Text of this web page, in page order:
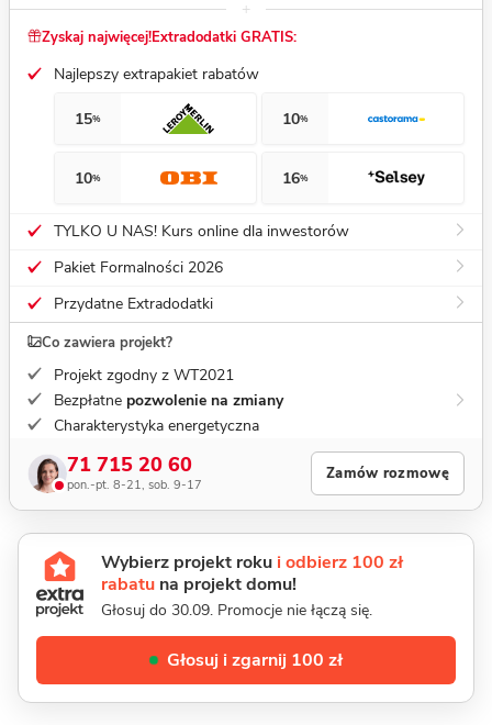
Zyskaj najwięcej!Extradodatki GRATIS:
Najlepszy extrapakiet rabatów
15% 10%
10% 16%
TYLKO U NAS! Kurs online dla inwestorów
Pakiet Formalności 2026
Przydatne Extradodatki
Co zawiera projekt?
Projekt zgodny z WT2021
Bezpłatne pozwolenie na zmiany
Charakterystyka energetyczna
71 715 20 60
pon.-pt. 8-21, sob. 9-17
Zamów rozmowę
Wybierz projekt roku i odbierz 100 zł
rabatu na projekt domu!
Głosuj do 30.09. Promocje nie łączą się.
Głosuj i zgarnij 100 zł